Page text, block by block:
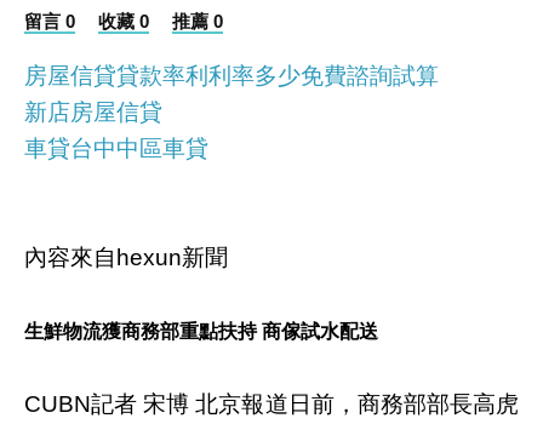
留言 0 收藏 0 推薦 0
房屋信貸貸款率利利率多少免費諮詢試算
新店房屋信貸
車貸台中中區車貸
內容來自hexun新聞
生鮮物流獲商務部重點扶持 商傢試水配送
CUBN記者 宋博 北京報道日前，商務部部長高虎